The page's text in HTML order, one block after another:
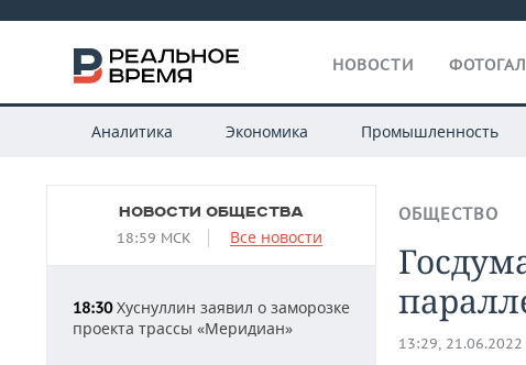
НОВОСТИ
Аналитика Экономика Промышленность
НОВОСТИ ОБЩЕСТВА
18:59 МСК Все новости
18:30Хуснуллин заявил о заморозке
проекта трассы «Меридиан»
ОБЩЕСТВО
13:29, 21.06.2022